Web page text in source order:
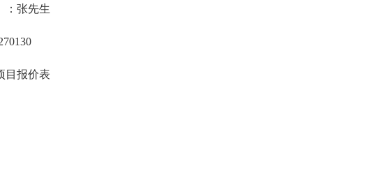
：张先生
目报价表